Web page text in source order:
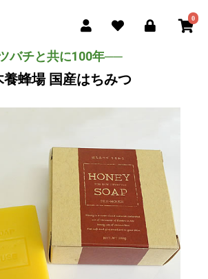
0
バチと共に100年──
養蜂場 国産はちみつ